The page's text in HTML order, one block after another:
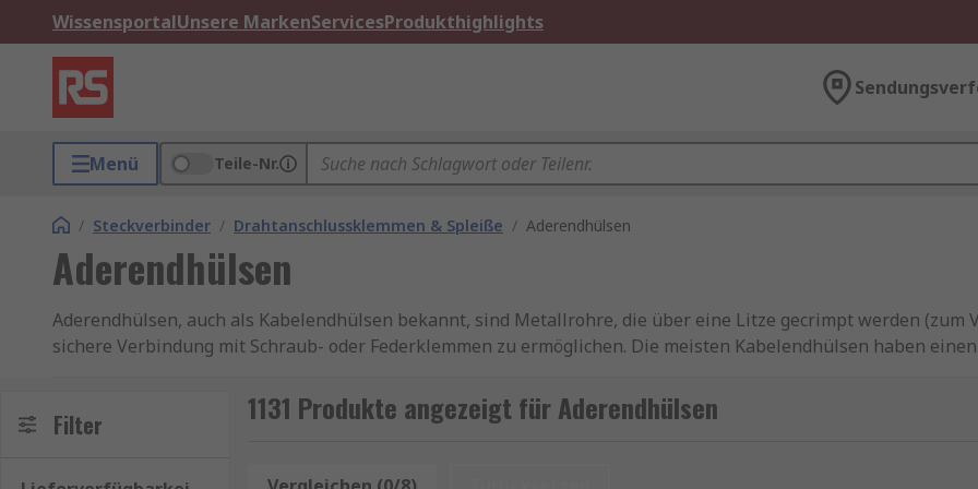
WissensportalUnsere MarkenServicesProdukthighlights
Menü Teile-Nr.
/ Steckverbinder / Drahtanschlussklemmen & Spleiße / Aderendhülsen
Aderendhülsen
Aderendhülsen, auch als Kabelendhülsen bekannt, sind Metallrohre, die über eine Litze gecrimpt werden (zum
sichere Verbindung mit Schraub- oder Federklemmen zu ermöglichen. Die meisten Kabelendhülsen haben
zuverlässigen elektrischen Verbindung am Ende von elektrischen Leitungen verwendet. Aderendhülsen sind in
Farben und Größen erhältlich, unter anderem Aderendhülsen-Sets. Für nachhaltigere Varianten können Sie nun
Filter 1131 Produkte angezeigt für Aderendhülsen